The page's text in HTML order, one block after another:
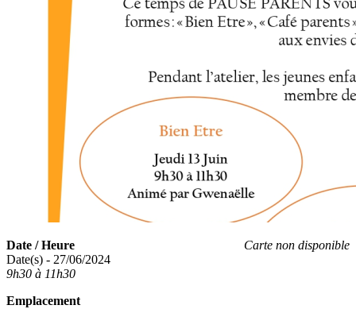
Carte non disponible
Date / Heure
Date(s) - 27/06/2024
9h30 à 11h30
Emplacement